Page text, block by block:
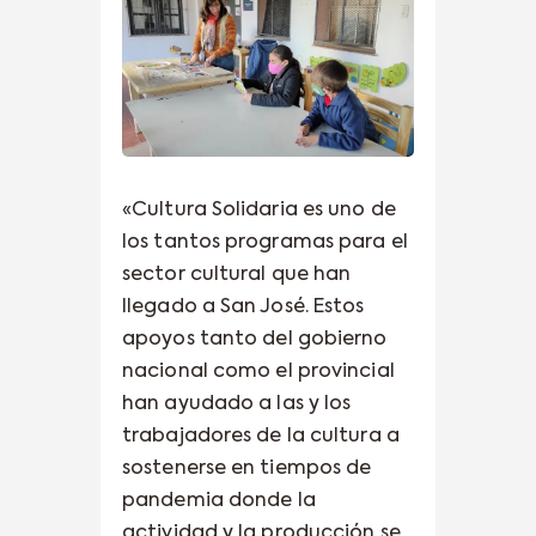
«Cultura Solidaria es uno de
los tantos programas para el
sector cultural que han
llegado a San José. Estos
apoyos tanto del gobierno
nacional como el provincial
han ayudado a las y los
trabajadores de la cultura a
sostenerse en tiempos de
pandemia donde la